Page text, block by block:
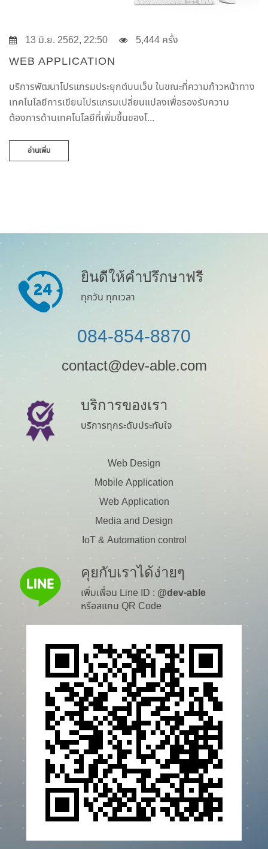
13 มิ.ย. 2562, 22:50 5,444 ครั้ง
WEB APPLICATION
บริการพัฒนาโปรแกรมประยุกต์บนเว็บ ในขณะที่ความก้าวหน้าทาง
เทคโนโลยีการเขียนโปรแกรมเปลี่ยนแปลงเพื่อรองรับความ
ต้องการด้านเทคโนโลยีที่เพิ่มขึ้นของโ...
อ่านเพิ่ม
ยินดีให้คำปรึกษาฟรี
ทุกวัน ทุกเวลา
084-854-8870
contact@dev-able.com
บริการของเรา
บริการทุกระดับประทับใจ
Web Design
Mobile Application
Web Application
Media and Design
IoT & Automation control
คุยกับเราได้ง่ายๆ
เพิ่มเพื่อน Line ID : @dev-able
หรือสแกน QR Code